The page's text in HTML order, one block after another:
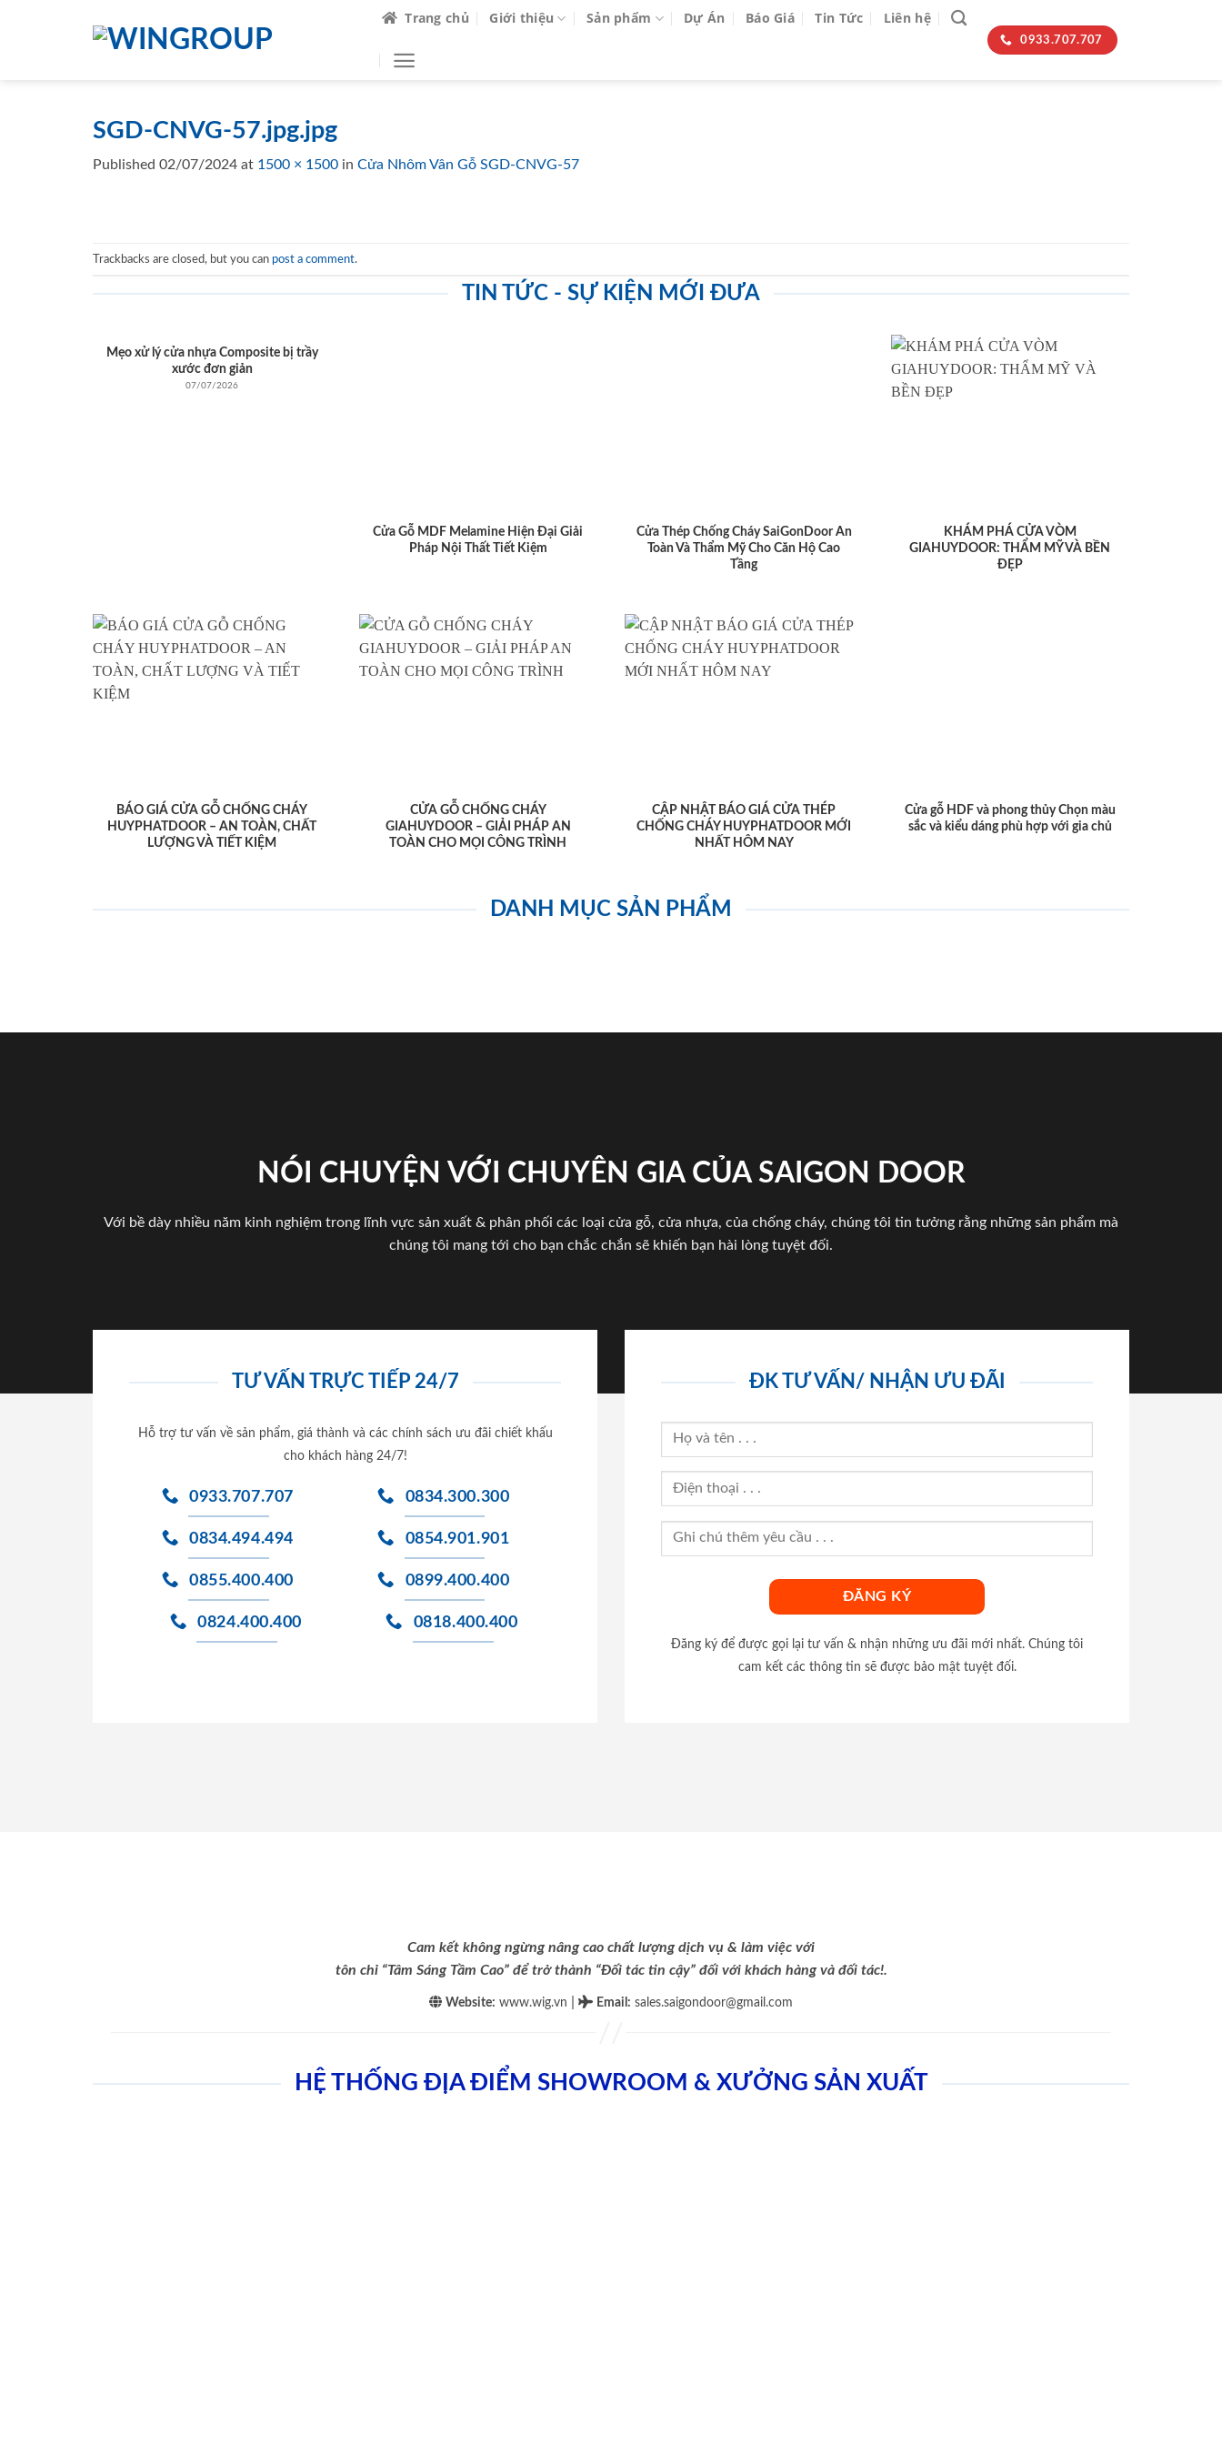
Trang chủ Giới thiệu Sản phẩm Dự Án Báo Giá Tin Tức Liên hệ
0933.707.707
SGD-CNVG-57.jpg.jpg
Published 02/07/2024 at 1500 × 1500 in Cửa Nhôm Vân Gỗ SGD-CNVG-57
Trackbacks are closed, but you can post a comment.
TIN TỨC - SỰ KIỆN MỚI ĐƯA
Mẹo xử lý cửa nhựa Composite bị trầy
xước đơn giản
07/07/2026
Cửa Gỗ MDF Melamine Hiện Đại Giải
Pháp Nội Thất Tiết Kiệm
Cửa Thép Chống Cháy SaiGonDoor An
Toàn Và Thẩm Mỹ Cho Căn Hộ Cao
Tầng
KHÁM PHÁ CỬA VÒM
GIAHUYDOOR: THẨM MỸ VÀ BỀN
ĐẸP
BÁO GIÁ CỬA GỖ CHỐNG CHÁY
HUYPHATDOOR – AN TOÀN, CHẤT
LƯỢNG VÀ TIẾT KIỆM
CỬA GỖ CHỐNG CHÁY
GIAHUYDOOR – GIẢI PHÁP AN
TOÀN CHO MỌI CÔNG TRÌNH
CẬP NHẬT BÁO GIÁ CỬA THÉP
CHỐNG CHÁY HUYPHATDOOR MỚI
NHẤT HÔM NAY
Cửa gỗ HDF và phong thủy Chọn màu
sắc và kiểu dáng phù hợp với gia chủ
DANH MỤC SẢN PHẨM
NÓI CHUYỆN VỚI CHUYÊN GIA CỦA SAIGON DOOR
Với bề dày nhiều năm kinh nghiệm trong lĩnh vực sản xuất & phân phối các loại cửa gỗ, cửa nhựa, của chống cháy, chúng tôi tin tưởng rằng những sản phẩm mà
chúng tôi mang tới cho bạn chắc chắn sẽ khiến bạn hài lòng tuyệt đối.
TƯ VẤN TRỰC TIẾP 24/7
Hỗ trợ tư vấn về sản phẩm, giá thành và các chính sách ưu đãi chiết khấu
cho khách hàng 24/7!
0933.707.707
0834.494.494
0855.400.400
0824.400.400
0834.300.300
0854.901.901
0899.400.400
0818.400.400
ĐK TƯ VẤN/ NHẬN ƯU ĐÃI
Đăng ký để được gọi lại tư vấn & nhận những ưu đãi mới nhất. Chúng tôi
cam kết các thông tin sẽ được bảo mật tuyệt đối.
Cam kết không ngừng nâng cao chất lượng dịch vụ & làm việc với
tôn chỉ “Tâm Sáng Tầm Cao” để trở thành “Đối tác tin cậy” đối với khách hàng và đối tác!.
Website: www.wig.vn Email : sales.saigondoor@gmail.com
HỆ THỐNG ĐỊA ĐIỂM SHOWROOM & XƯỞNG SẢN XUẤT